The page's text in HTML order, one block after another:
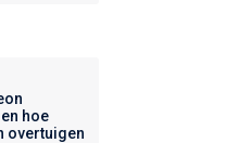
hoe
overtuigen